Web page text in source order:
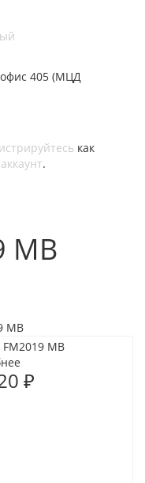
офис 405 (МЦД
как
.
MB
MB
MB
₽